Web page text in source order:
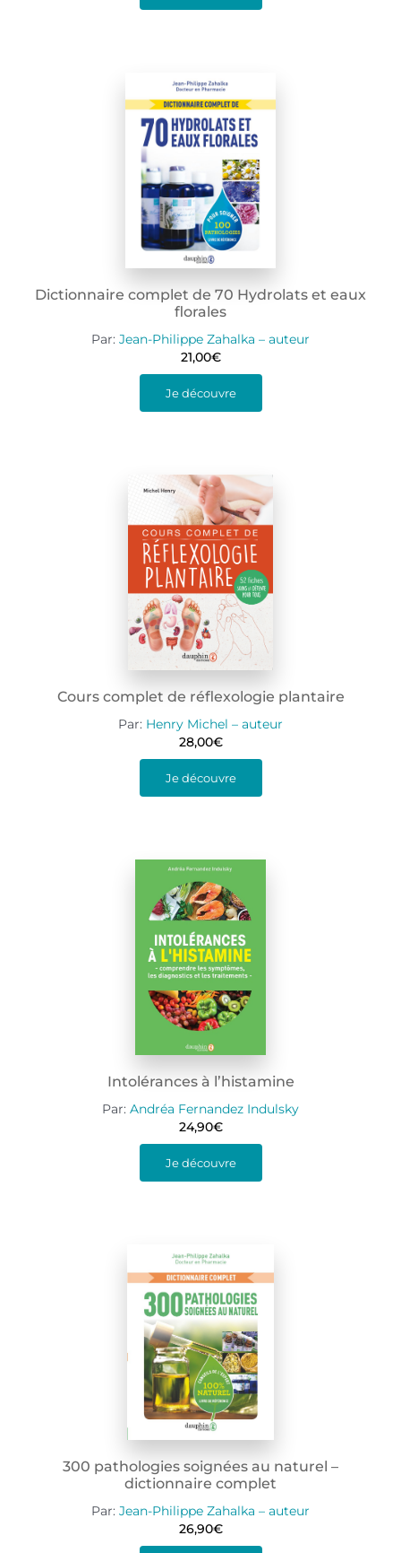
Dictionnaire complet de 70 Hydrolats et eaux
florales
Par: Jean-Philippe Zahalka – auteur
21,00€
Je découvre
Cours complet de réflexologie plantaire
Par: Henry Michel – auteur
28,00€
Je découvre
Intolérances à l’histamine
Par: Andréa Fernandez Indulsky
24,90€
Je découvre
300 pathologies soignées au naturel –
dictionnaire complet
Par: Jean-Philippe Zahalka – auteur
26,90€